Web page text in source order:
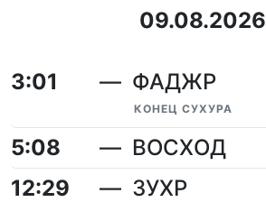
09.08.2026
3:01 ФАДЖР
КОНЕЦ СУХУРА
5:08
ВОСХОД
12:29
ЗУХР